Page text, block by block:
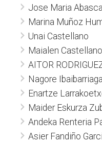
Jose Maria
Marina Muñoz
Unai Castellano
Maialen
AITOR
Nagore
Enartze
Maider Eskurza
Andeka Renteria
Asier Fandiño